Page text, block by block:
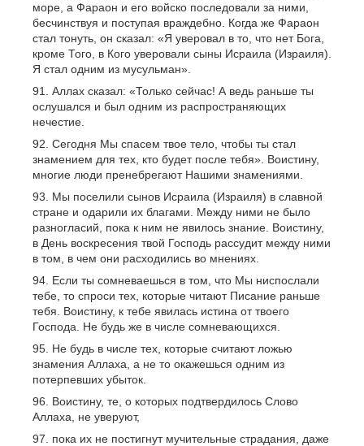
море, а Фараон и его войско последовали за ними,
бесчинствуя и поступая враждебно. Когда же Фараон
стал тонуть, он сказал: «Я уверовал в то, что нет Бога,
кроме Того, в Кого уверовали сыны Исраила (Израиля).
Я стал одним из мусульман».
Аллах сказал: «Только сейчас! А ведь раньше ты
ослушался и был одним из распространяющих
нечестие.
Сегодня Мы спасем твое тело, чтобы ты стал
знамением для тех, кто будет после тебя». Воистину,
многие люди пренебрегают Нашими знамениями.
Мы поселили сынов Исраила (Израиля) в славной
стране и одарили их благами. Между ними не было
разногласий, пока к ним не явилось знание. Воистину,
в День воскресения твой Господь рассудит между ними
в том, в чем они расходились во мнениях.
Если ты сомневаешься в том, что Мы ниспослали
тебе, то спроси тех, которые читают Писание раньше
тебя. Воистину, к тебе явилась истина от твоего
Господа. Не будь же в числе сомневающихся.
Не будь в числе тех, которые считают ложью
знамения Аллаха, а не то окажешься одним из
потерпевших убыток.
Воистину, те, о которых подтвердилось Слово
Аллаха, не уверуют,
пока их не постигнут мучительные страдания, даже